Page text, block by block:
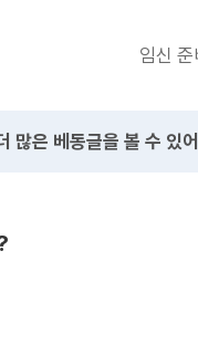
임신 준
많은 베동글을 볼 수 있